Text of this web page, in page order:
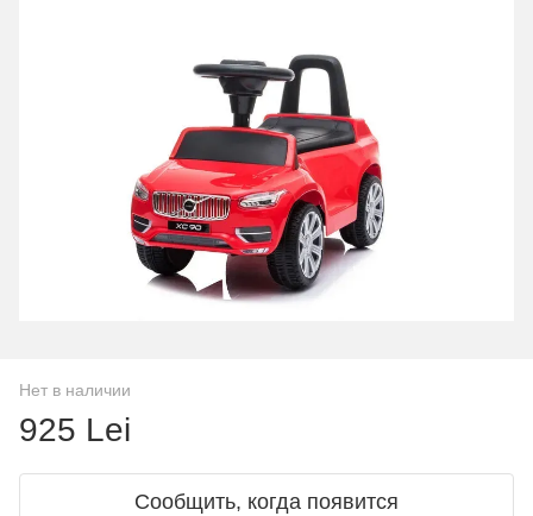
Нет в наличии
925 Lei
Сообщить, когда появится